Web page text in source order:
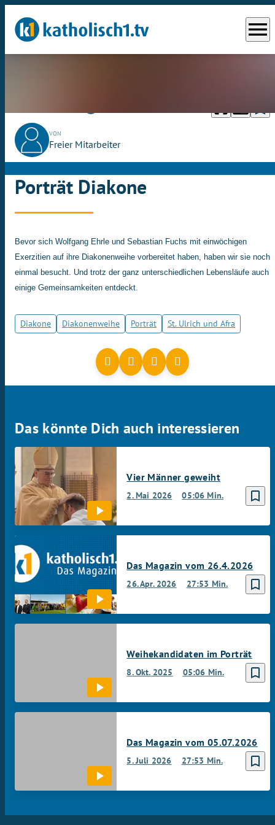
menu
VON
Freier Mitarbeiter
Porträt Diakone
Bevor sich Wolfgang Ehrle und Sebastian Fuchs mit einwöchigen
Exerzitien auf ihre Diakonenweihe vorbereitet haben, haben wir sie noch
einmal besucht. Und trotz der ganz unterschiedlichen Lebensläufe auch
einige Gemeinsamkeiten entdeckt.
Diakone Diakonenweihe Porträt St. Ulrich und Afra
Das könnte Dich auch interessieren
bookmark_border
2. Mai 2026 05:06 Min.
Vier Männer geweiht
bookmark_border
26. Apr. 2026 27:53 Min.
Das Magazin vom 26.4.2026
bookmark_border
8. Okt. 2025 05:06 Min.
Weihekandidaten im Porträt
bookmark_border
5. Juli 2026 27:53 Min.
Das Magazin vom 05.07.2026